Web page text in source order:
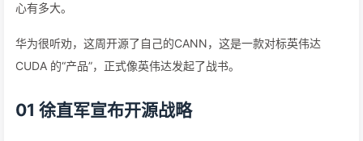
心有多大。
华为很听劝，这周开源了自己的CANN，这是一款对标英伟达
CUDA 的“产品”，正式像英伟达发起了战书。
01 徐直军宣布开源战略